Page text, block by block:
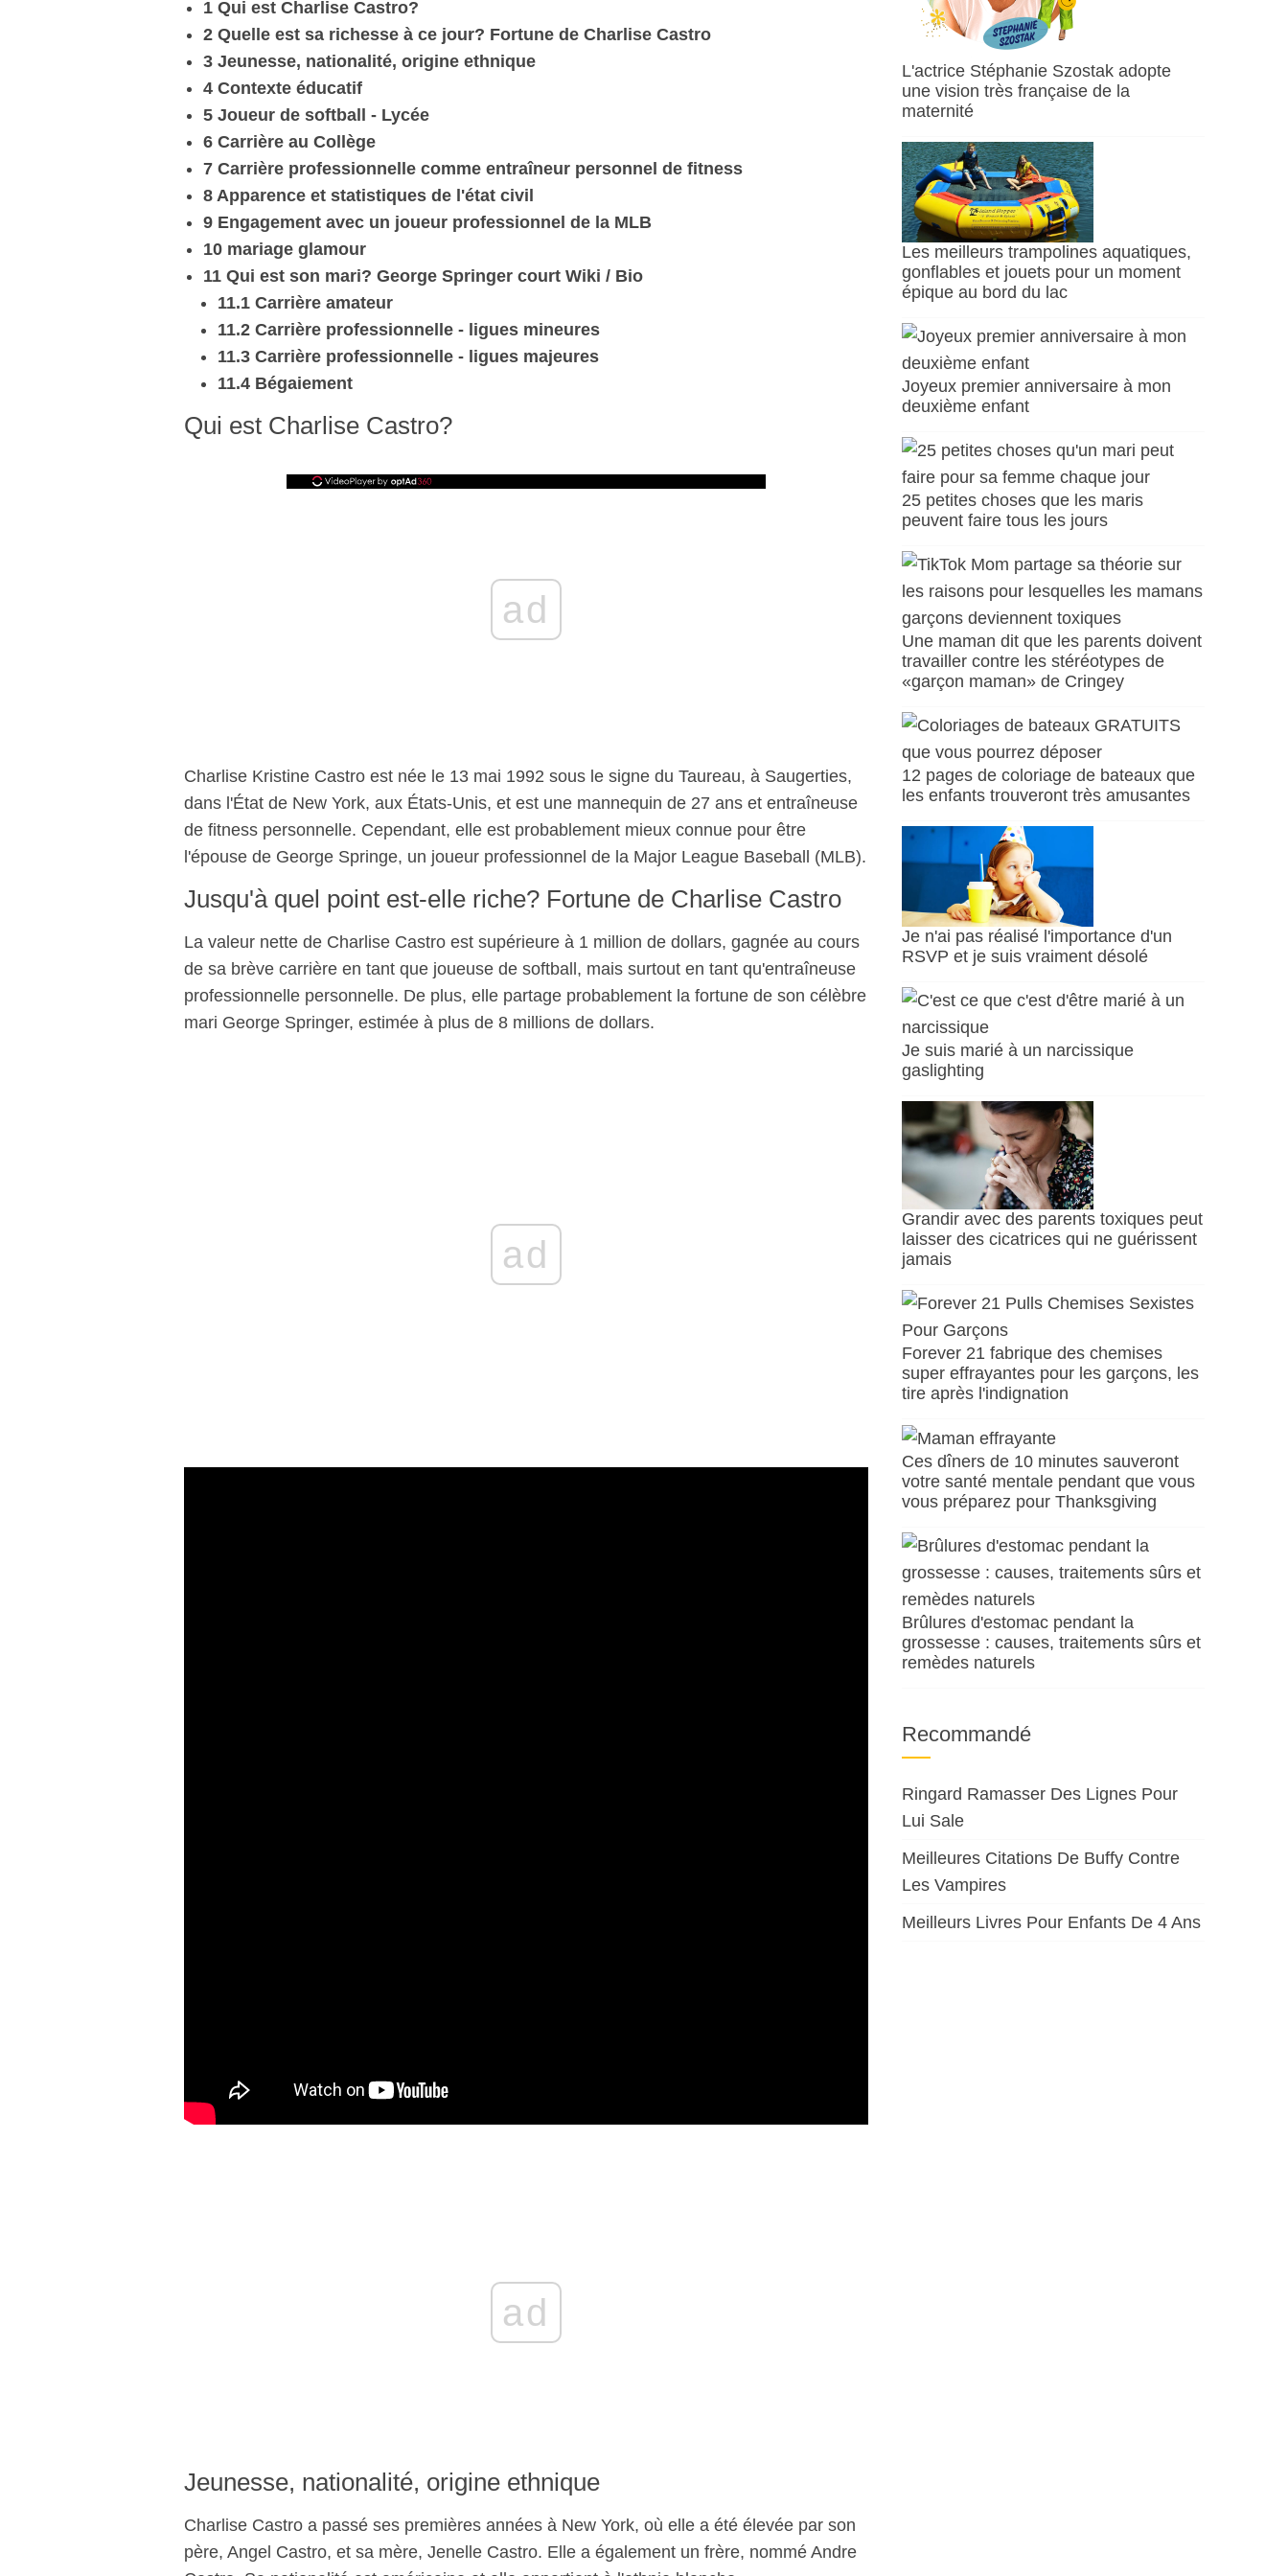
1 Qui est Charlise Castro?
2 Quelle est sa richesse à ce jour? Fortune de Charlise Castro
3 Jeunesse, nationalité, origine ethnique
4 Contexte éducatif
5 Joueur de softball - Lycée
6 Carrière au Collège
7 Carrière professionnelle comme entraîneur personnel de fitness
8 Apparence et statistiques de l'état civil
9 Engagement avec un joueur professionnel de la MLB
10 mariage glamour
11 Qui est son mari? George Springer court Wiki / Bio
11.1 Carrière amateur
11.2 Carrière professionnelle - ligues mineures
11.3 Carrière professionnelle - ligues majeures
11.4 Bégaiement
Qui est Charlise Castro?
ad
Charlise Kristine Castro est née le 13 mai 1992 sous le signe du Taureau, à Saugerties,
dans l'État de New York, aux États-Unis, et est une mannequin de 27 ans et entraîneuse
de fitness personnelle. Cependant, elle est probablement mieux connue pour être
l'épouse de George Springe, un joueur professionnel de la Major League Baseball (MLB).
Jusqu'à quel point est-elle riche? Fortune de Charlise Castro
La valeur nette de Charlise Castro est supérieure à 1 million de dollars, gagnée au cours
de sa brève carrière en tant que joueuse de softball, mais surtout en tant qu'entraîneuse
professionnelle personnelle. De plus, elle partage probablement la fortune de son célèbre
mari George Springer, estimée à plus de 8 millions de dollars.
ad
ad
Jeunesse, nationalité, origine ethnique
Charlise Castro a passé ses premières années à New York, où elle a été élevée par son
père, Angel Castro, et sa mère, Jenelle Castro. Elle a également un frère, nommé Andre
L'actrice Stéphanie Szostak adopte
une vision très française de la
maternité
Les meilleurs trampolines aquatiques,
gonflables et jouets pour un moment
épique au bord du lac
Joyeux premier anniversaire à mon
deuxième enfant
25 petites choses que les maris
peuvent faire tous les jours
Une maman dit que les parents doivent
travailler contre les stéréotypes de
«garçon maman» de Cringey
12 pages de coloriage de bateaux que
les enfants trouveront très amusantes
Je n'ai pas réalisé l'importance d'un
RSVP et je suis vraiment désolé
Je suis marié à un narcissique
gaslighting
Grandir avec des parents toxiques peut
laisser des cicatrices qui ne guérissent
jamais
Forever 21 fabrique des chemises
super effrayantes pour les garçons, les
tire après l'indignation
Ces dîners de 10 minutes sauveront
votre santé mentale pendant que vous
vous préparez pour Thanksgiving
Brûlures d'estomac pendant la
grossesse : causes, traitements sûrs et
remèdes naturels
Recommandé
Ringard Ramasser Des Lignes Pour
Lui Sale
Meilleures Citations De Buffy Contre
Les Vampires
Meilleurs Livres Pour Enfants De 4 Ans